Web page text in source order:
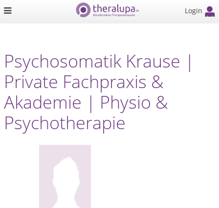
Login
Psychosomatik Krause |
Private Fachpraxis &
Akademie | Physio &
Psychotherapie